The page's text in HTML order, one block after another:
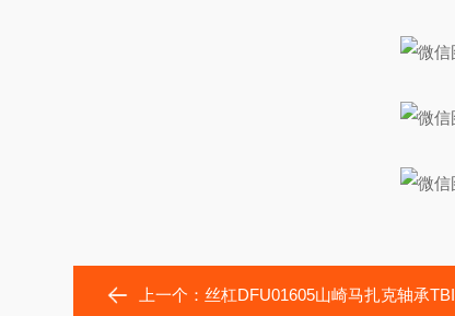
上一个：丝杠DFU01605山崎马扎克轴承TBI滚珠丝杠SFYR02040T2D-A